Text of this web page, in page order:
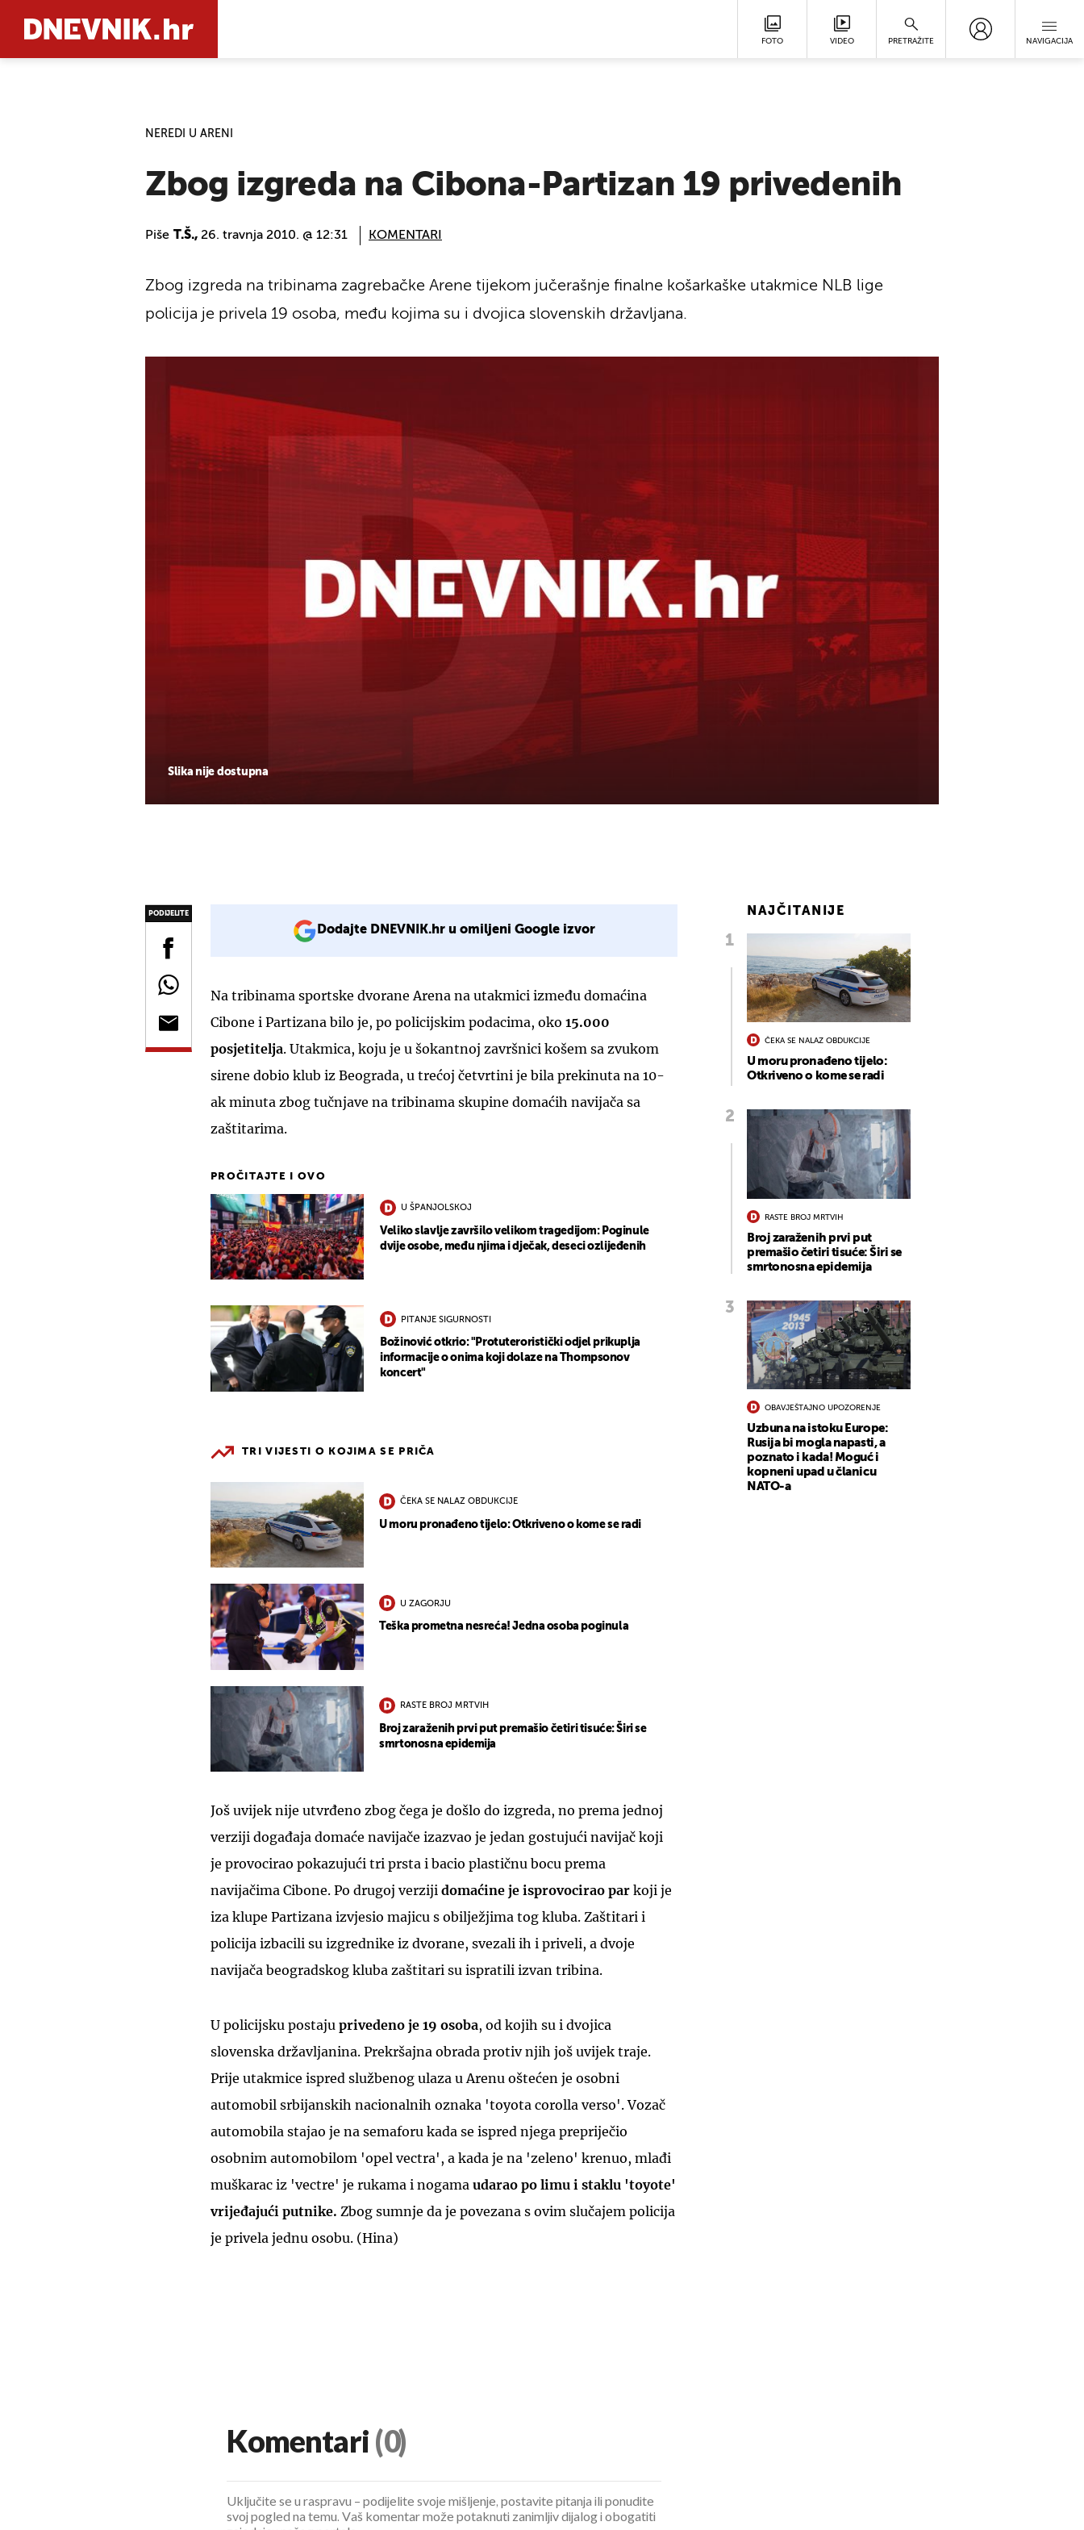
FOTO VIDEO PRETRAŽITE NAVIGACIJA
NEREDI U ARENI
Zbog izgreda na Cibona-Partizan 19 privedenih
Piše T.Š., 26. travnja 2010. @ 12:31 KOMENTARI
Slika nije dostupna
Zbog izgreda na tribinama zagrebačke Arene tijekom jučerašnje finalne košarkaške utakmice NLB lige
policija je privela 19 osoba, među kojima su i dvojica slovenskih državljana.
PODIJELITE
Dodajte DNEVNIK.hr u omiljeni Google izvor
Na tribinama sportske dvorane Arena na utakmici između domaćina
Cibone i Partizana bilo je, po policijskim podacima, oko 15.000
posjetitelja. Utakmica, koju je u šokantnoj završnici košem sa zvukom
sirene dobio klub iz Beograda, u trećoj četvrtini je bila prekinuta na 10-
ak minuta zbog tučnjave na tribinama skupine domaćih navijača sa
zaštitarima.
PROČITAJTE I OVO
U ŠPANJOLSKOJ
Veliko slavlje završilo velikom tragedijom: Poginule
dvije osobe, među njima i dječak, deseci ozlijeđenih
PITANJE SIGURNOSTI
Božinović otkrio: "Protuteroristički odjel prikuplja
informacije o onima koji dolaze na Thompsonov
koncert"
TRI VIJESTI O KOJIMA SE PRIČA
ČEKA SE NALAZ OBDUKCIJE
U moru pronađeno tijelo: Otkriveno o kome se radi
U ZAGORJU
Teška prometna nesreća! Jedna osoba poginula
RASTE BROJ MRTVIH
Broj zaraženih prvi put premašio četiri tisuće: Širi se
smrtonosna epidemija
Još uvijek nije utvrđeno zbog čega je došlo do izgreda, no prema jednoj
verziji događaja domaće navijače izazvao je jedan gostujući navijač koji
je provocirao pokazujući tri prsta i bacio plastičnu bocu prema
navijačima Cibone. Po drugoj verziji domaćine je isprovocirao par koji je
iza klupe Partizana izvjesio majicu s obilježjima tog kluba. Zaštitari i
policija izbacili su izgrednike iz dvorane, svezali ih i priveli, a dvoje
navijača beogradskog kluba zaštitari su ispratili izvan tribina.
U policijsku postaju privedeno je 19 osoba, od kojih su i dvojica
slovenska državljanina. Prekršajna obrada protiv njih još uvijek traje.
Prije utakmice ispred službenog ulaza u Arenu oštećen je osobni
automobil srbijanskih nacionalnih oznaka 'toyota corolla verso'. Vozač
automobila stajao je na semaforu kada se ispred njega prepriječio
osobnim automobilom 'opel vectra', a kada je na 'zeleno' krenuo, mlađi
muškarac iz 'vectre' je rukama i nogama udarao po limu i staklu 'toyote'
vrijeđajući putnike. Zbog sumnje da je povezana s ovim slučajem policija
je privela jednu osobu. (Hina)
NAJČITANIJE
ČEKA SE NALAZ OBDUKCIJE
U moru pronađeno tijelo:
Otkriveno o kome se radi
RASTE BROJ MRTVIH
Broj zaraženih prvi put
premašio četiri tisuće: Širi se
smrtonosna epidemija
OBAVJEŠTAJNO UPOZORENJE
Uzbuna na istoku Europe:
Rusija bi mogla napasti, a
poznato i kada! Moguć i
kopneni upad u članicu
NATO-a
Komentari (0)
Uključite se u raspravu – podijelite svoje mišljenje, postavite pitanja ili ponudite
svoj pogled na temu. Vaš komentar može potaknuti zanimljiv dijalog i obogatiti
UKLJUČITE NOTIFIKACIJE